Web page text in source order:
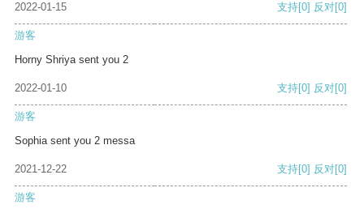
2022-01-15 支持[0] 反对[0]
游客
Horny Shriya sent you 2
2022-01-10 支持[0] 反对[0]
游客
Sophia sent you 2 messa
2021-12-22 支持[0] 反对[0]
游客